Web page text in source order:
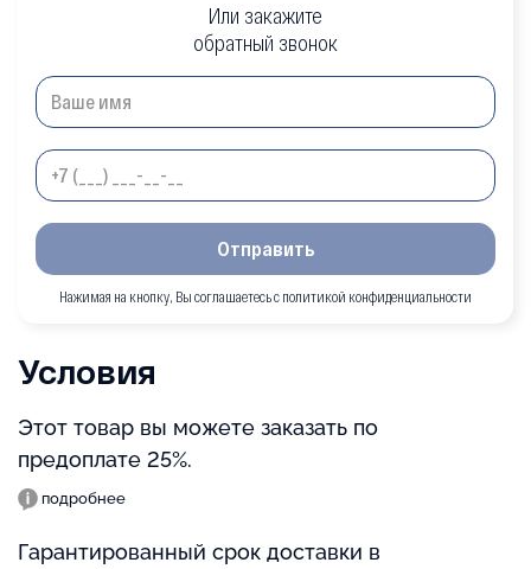
Или закажите
обратный звонок
Отправить
Нажимая на кнопку, Вы соглашаетесь с политикой конфиденциальности
Условия
Этот товар вы можете заказать по
предоплате 25%.
подробнее
Гарантированный срок доставки в